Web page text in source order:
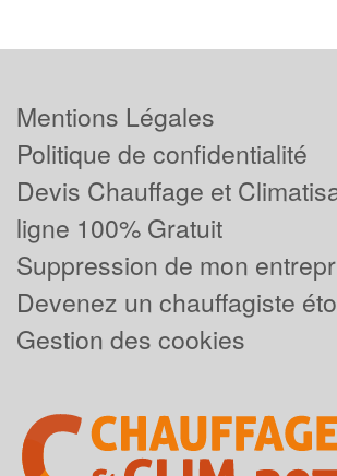
Mentions Légales
Politique de confidentialité
Devis Chauffage et
ligne 100% Gratuit
Suppression de mon
Devenez un chauffagiste
Gestion des cookies